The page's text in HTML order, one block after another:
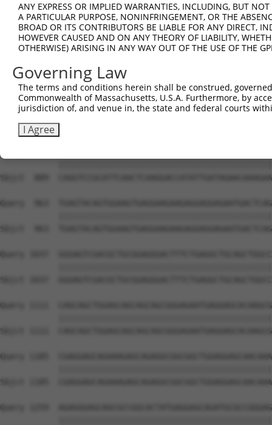
ANY EXPRESS OR IMPLIED WARRANTIES, INCLUDING, BUT
A PARTICULAR PURPOSE, NONINFRINGEMENT, OR THE
BROAD OR ITS CONTRIBUTORS BE LIABLE FOR ANY DIRECT,
HOWEVER CAUSED AND ON ANY THEORY OF LIABILITY,
OTHERWISE) ARISING IN ANY WAY OUT OF THE USE OF THE
Governing Law
The terms and conditions herein shall be construed,
Commonwealth of Massachusetts, U.S.A. Furthermore, by
jurisdiction of, and venue in, the state and federal courts
I Agree